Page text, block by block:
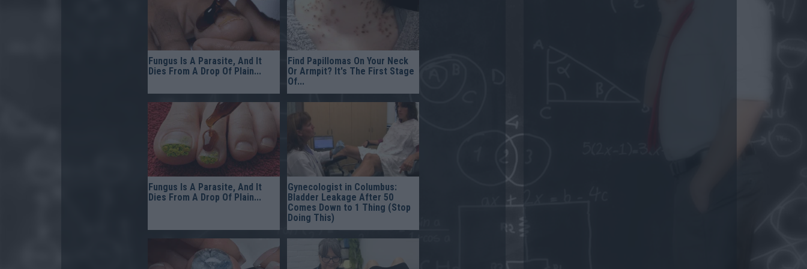
Fungus Is A Parasite, And It
Dies From A Drop Of Plain...
Find Papillomas On Your Neck
Or Armpit? It's The First Stage
Of...
Fungus Is A Parasite, And It
Dies From A Drop Of Plain...
Gynecologist in Columbus:
Bladder Leakage After 50
Comes Down to 1 Thing (Stop
Doing This)